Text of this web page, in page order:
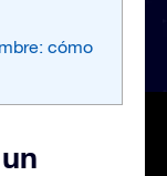
cómo